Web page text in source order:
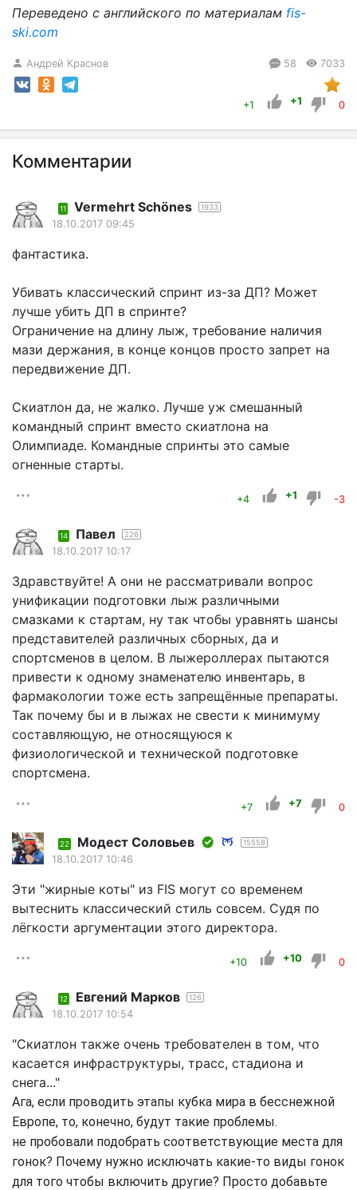
Переведено с английского по материалам fis-
ski.com
Андрей Краснов 58 7033
+1 +1 0
Комментарии
11 Vermehrt Schönes 1933
18.10.2017 09:45
фантастика.
Убивать классический спринт из-за ДП? Может
лучше убить ДП в спринте?
Ограничение на длину лыж, требование наличия
мази держания, в конце концов просто запрет на
передвижение ДП.
Скиатлон да, не жалко. Лучше уж смешанный
командный спринт вместо скиатлона на
Олимпиаде. Командные спринты это самые
огненные старты.
+4 +1 -3
14 Павел 226
18.10.2017 10:17
Здравствуйте! А они не рассматривали вопрос
унификации подготовки лыж различными
смазками к стартам, ну так чтобы уравнять шансы
представителей различных сборных, да и
спортсменов в целом. В лыжероллерах пытаются
привести к одному знаменателю инвентарь, в
фармакологии тоже есть запрещённые препараты.
Так почему бы и в лыжах не свести к минимуму
составляющую, не относящуюся к
физиологической и технической подготовке
спортсмена.
+7 +7 0
22 Модест Соловьев 15558
18.10.2017 10:46
Эти "жирные коты" из FIS могут со временем
вытеснить классический стиль совсем. Судя по
лёгкости аргументации этого директора.
+10 +10 0
12 Евгений Марков 126
18.10.2017 10:54
"Скиатлон также очень требователен в том, что
касается инфраструктуры, трасс, стадиона и
снега..."
Ага, если проводить этапы кубка мира в бесснежной
Европе, то, конечно, будут такие проблемы.
не пробовали подобрать соответствующие места для
гонок? Почему нужно исключать какие-то виды гонок
для того чтобы включить другие? Просто добавьте